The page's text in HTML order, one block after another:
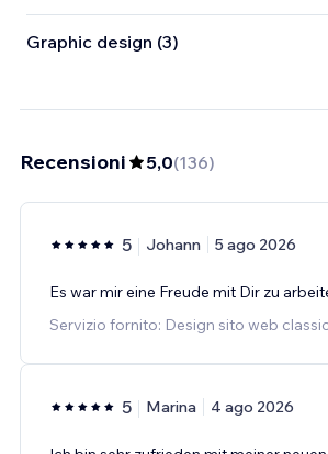
Graphic design (3)
Recensioni 5,0(136)
5 Johann 5 ago 2026
Es war mir eine Freude mit Dir zu
Servizio fornito: Design sito web
5 Marina 4 ago 2026